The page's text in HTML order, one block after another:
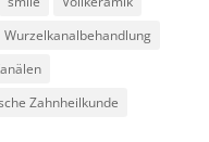
Wurzelkanalbehandlung
Zahnheilkunde